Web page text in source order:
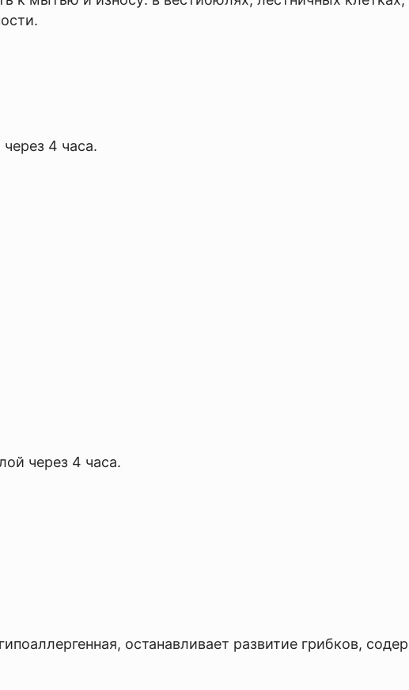
4 часа.
через 4 часа.
останавливает развитие грибков,